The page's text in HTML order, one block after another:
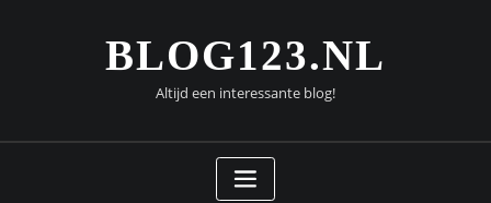
BLOG123.NL
Altijd een interessante blog!